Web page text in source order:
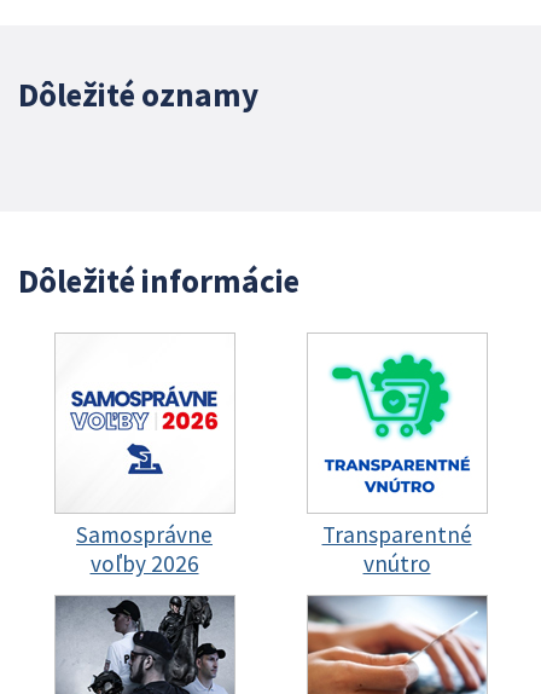
Dôležité oznamy
Dôležité informácie
Samosprávne
voľby 2026
Transparentné
vnútro